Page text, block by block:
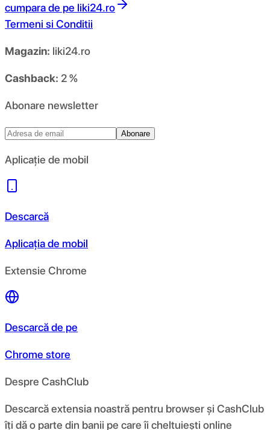
cumpara de pe liki24.ro
Termeni si Conditii
Magazin: liki24.ro
Cashback: 2 %
Abonare newsletter
Abonare
Aplicație de mobil
Descarcă
Aplicația de mobil
Extensie Chrome
Descarcă de pe
Chrome store
Despre CashClub
Descarcă extensia noastră pentru browser și CashClub
îți dă o parte din banii pe care îi cheltuiești online